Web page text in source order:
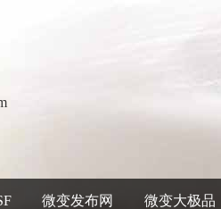
微变发布网 微变大极品